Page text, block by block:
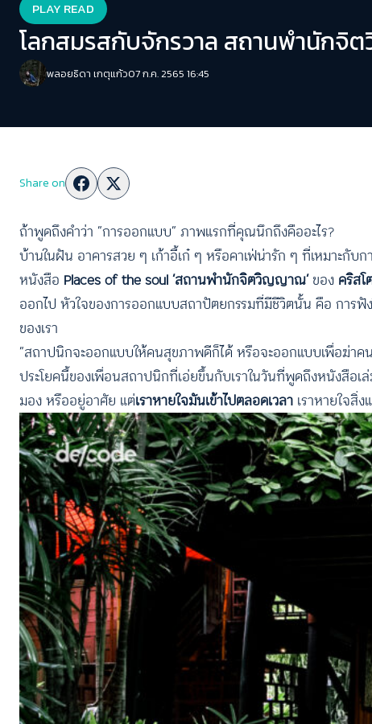
PLAY READ
โลกสมรสกับจักรวาล สถานพำนัก
พลอยธิดา เกตุแก้ว07 ก.ค. 2565 16:45
Share on
ถ้าพูดถึงคำว่า “การออกแบบ” ภาพแรกที่คุณนึกถึงคืออะไร?
บ้านในฝัน อาคารสวย ๆ เก้าอี้เก๋ ๆ หรือคาเฟ่น่ารัก ๆ ที่เหมาะกับก
หนังสือ Places of the soul ‘สถานพำนักจิตวิญญาณ’ของ คริสโ
ออกไป หัวใจของการออกแบบสถาปัตยกรรมที่มีชีวิตนั้น คือ การ
ของเรา
“สถาปนิกจะออกแบบให้คนสุขภาพดีก็ได้ หรือจะออกแบบเพื่อฆ่าค
ประโยคนี้ของเพื่อนสถาปนิกที่เอ่ยขึ้นกับเราในวันที่พูดถึงหนังสือเ
มอง หรืออยู่อาศัย แต่เราหายใจมันเข้าไปตลอดเวลา เราหายใจสิ่